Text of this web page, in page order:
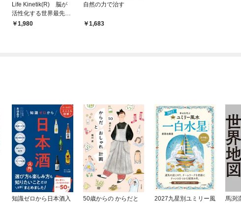
Life Kinetik(R) 脳が
活性化する世界最先端
の方法
1,980
自然の力で治す
1,683
知識ゼロから日本酒入
50歳からの からだと
2027九星別ユミリー風
馬渕